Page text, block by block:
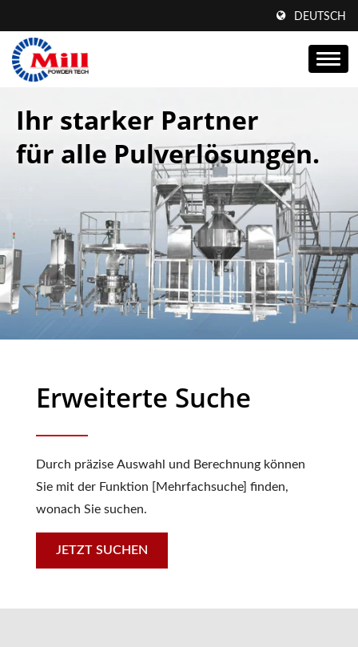
DEUTSCH
Ihr starker Partner
für alle Pulverlösungen.
Erweiterte Suche
Durch präzise Auswahl und Berechnung können
Sie mit der Funktion [Mehrfachsuche] finden,
wonach Sie suchen.
JETZT SUCHEN